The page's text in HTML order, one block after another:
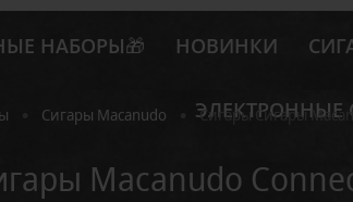
НАБОРЫ🎁 НОВИНКИ
ЭЛЕКТРОННЫЕ
Сигары Macanudo Сигары Сигары
Macanudo